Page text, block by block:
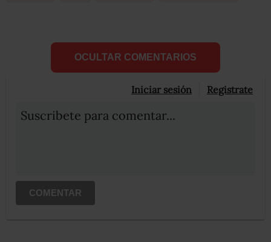
OCULTAR COMENTARIOS
Iniciar sesión Registrate
Suscribete para comentar...
COMENTAR